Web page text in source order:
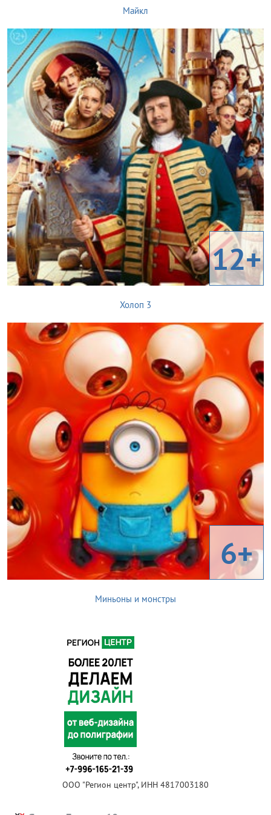
Майкл
12+
Холоп 3
6+
Миньоны и монстры
ООО "Регион центр", ИНН 4817003180